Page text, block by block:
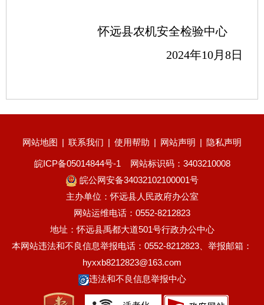
怀远县农机安全检验中心
2024年10月 8日
网站地图 | 联系我们 | 使用帮助 | 网站声明 | 隐私声明
皖ICP备05014844号-1
网站标识码：3403210008
皖公网安备34032102100001号
主办单位：怀远县人民政府办公室
网站运维电话：0552-8212823
地址：怀远县禹都大道501号行政办公中心
本网站违法和不良信息举报电话：0552-8212823、举报邮箱：
hyxxb8212823@163.com
违法和不良信息举报中心